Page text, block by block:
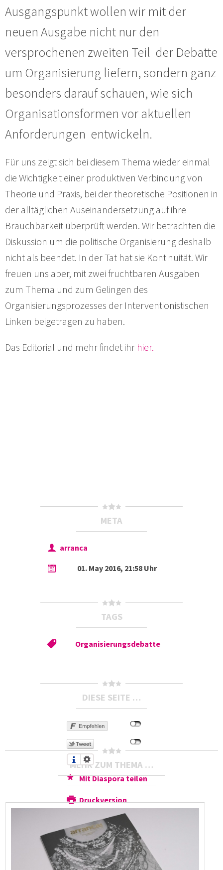
Ausgangspunkt wollen wir mit der
neuen Ausgabe nicht nur den
versprochenen zweiten Teil der Debatte
um Organisierung liefern, sondern ganz
besonders darauf schauen, wie sich
Organisationsformen vor aktuellen
Anforderungen entwickeln.
Für uns zeigt sich bei diesem Thema wieder einmal
die Wichtigkeit einer produktiven Verbindung von
Theorie und Praxis, bei der theoretische Positionen in
der alltäglichen Auseinandersetzung auf ihre
Brauchbarkeit überprüft werden. Wir betrachten die
Diskussion um die politische Organisierung deshalb
nicht als beendet. In der Tat hat sie Kontinuität. Wir
freuen uns aber, mit zwei fruchtbaren Ausgaben
zum Thema und zum Gelingen des
Organisierungsprozesses der Interventionistischen
Linken beigetragen zu haben.
Das Editorial und mehr findet ihr hier.
META
arranca
01. May 2016, 21:58 Uhr
TAGS
Organisierungsdebatte
DIESE SEITE …
Mit Diaspora teilen
Druckversion
Send by email
MEHR ZUM THEMA …